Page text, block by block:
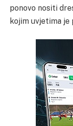
ponovo nositi
kojim uvjetima je